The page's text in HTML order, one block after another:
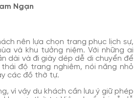
Ngạn
nên lựa chọn trang phục lịch sự,
và khu tưởng niệm. Với những ai
dài và đi giày dép dễ di chuyển để
độ trang nghiêm, nói năng nhỏ
các đồ thờ tự.
vì vậy du khách cần lưu ý giữ phép